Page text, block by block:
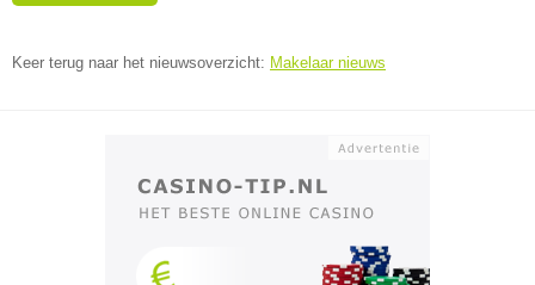
Keer terug naar het nieuwsoverzicht: Makelaar nieuws